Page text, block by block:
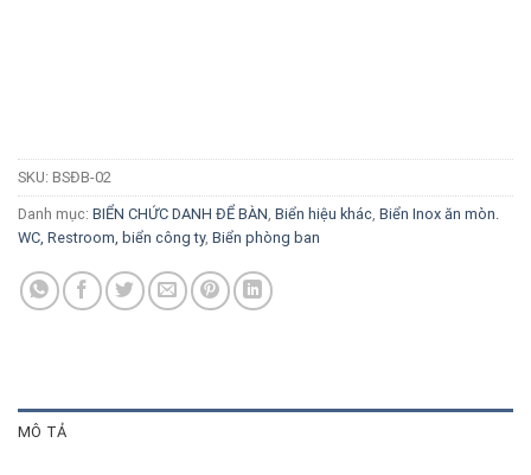
SKU: BSĐB-02
Danh mục: BIỂN CHỨC DANH ĐỂ BÀN, Biển hiệu khác, Biển Inox ăn mòn.
WC, Restroom, biển công ty, Biển phòng ban
MÔ TẢ